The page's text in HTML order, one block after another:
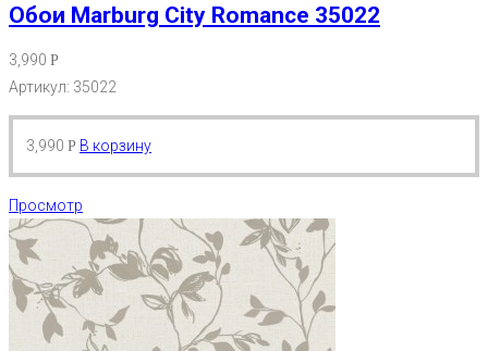
Обои Marburg City Romance 35022
3,990 Р
Артикул: 35022
3,990 Р В корзину
Просмотр